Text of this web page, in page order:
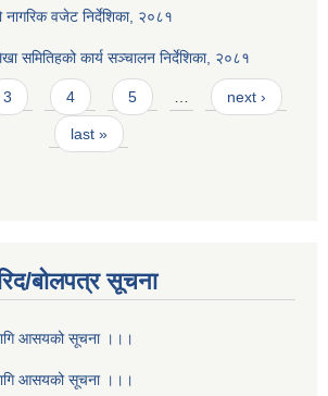
नागरिक वजेट निर्देशिका, २०८१
समितिहको कार्य सञ्चालन निर्देशिका, २०८१
3 4 5 next ›
last »
बोलपत्र सूचना
आसयको सूचना ।।।
आसयको सूचना ।।।